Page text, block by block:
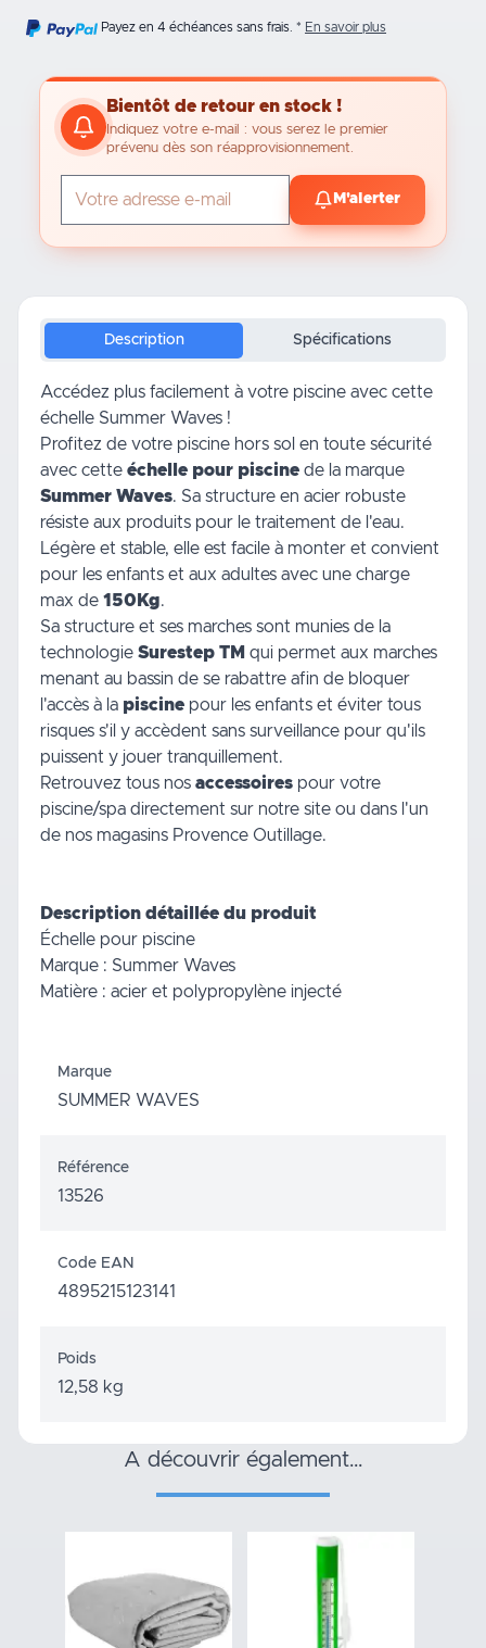
Payez en 4 échéances sans frais. En savoir plus
Bientôt de retour en stock !
Indiquez votre e-mail : vous serez le premier
prévenu dès son réapprovisionnement.
M'alerter
Description Spécifications
Accédez plus facilement à votre piscine avec cette
échelle Summer Waves !
Profitez de votre piscine hors sol en toute sécurité
avec cette échelle pour piscine de la marque
Summer Waves. Sa structure en acier robuste
résiste aux produits pour le traitement de l'eau.
Légère et stable, elle est facile à monter et convient
pour les enfants et aux adultes avec une charge
max de 150Kg.
Sa structure et ses marches sont munies de la
technologie Surestep TM qui permet aux marches
menant au bassin de se rabattre afin de bloquer
l'accès à la piscine pour les enfants et éviter tous
risques s'il y accèdent sans surveillance pour qu'ils
puissent y jouer tranquillement.
Retrouvez tous nos accessoires pour votre
piscine/spa directement sur notre site ou dans l'un
de nos magasins Provence Outillage.
Description détaillée du produit
Échelle pour piscine
Marque : Summer Waves
Matière : acier et polypropylène injecté
Marque
SUMMER WAVES
Référence
13526
Code EAN
4895215123141
Poids
12,58 kg
a découvrir également…